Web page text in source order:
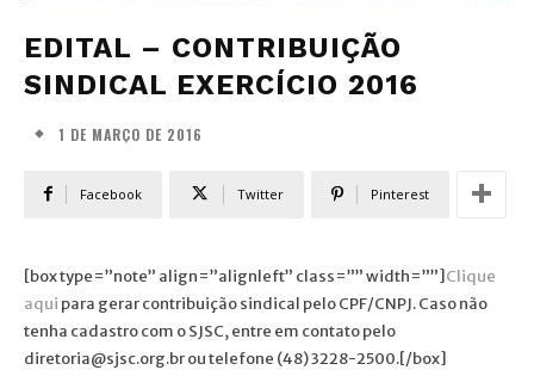
EDITAL – CONTRIBUIÇÃO
SINDICAL EXERCÍCIO 2016
1 DE MARÇO DE 2016
Facebook Twitter Pinterest
[box type=”note” align=”alignleft” class=”” width=””]Clique
aqui para gerar contribuição sindical pelo CPF/CNPJ. Caso não
tenha cadastro com o SJSC, entre em contato pelo
diretoria@sjsc.org.br ou telefone (48) 3228-2500.[/box]